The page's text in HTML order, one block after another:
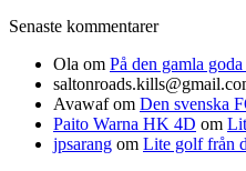
Senaste kommentarer
Ola om På den gamla
Avawafom Den svenska
Paito Warna HK 4D om
jpsarang om Lite golf från